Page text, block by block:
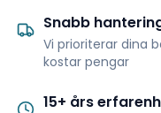
Snabb
Vi prioriterar dina
kostar pengar
15+ års